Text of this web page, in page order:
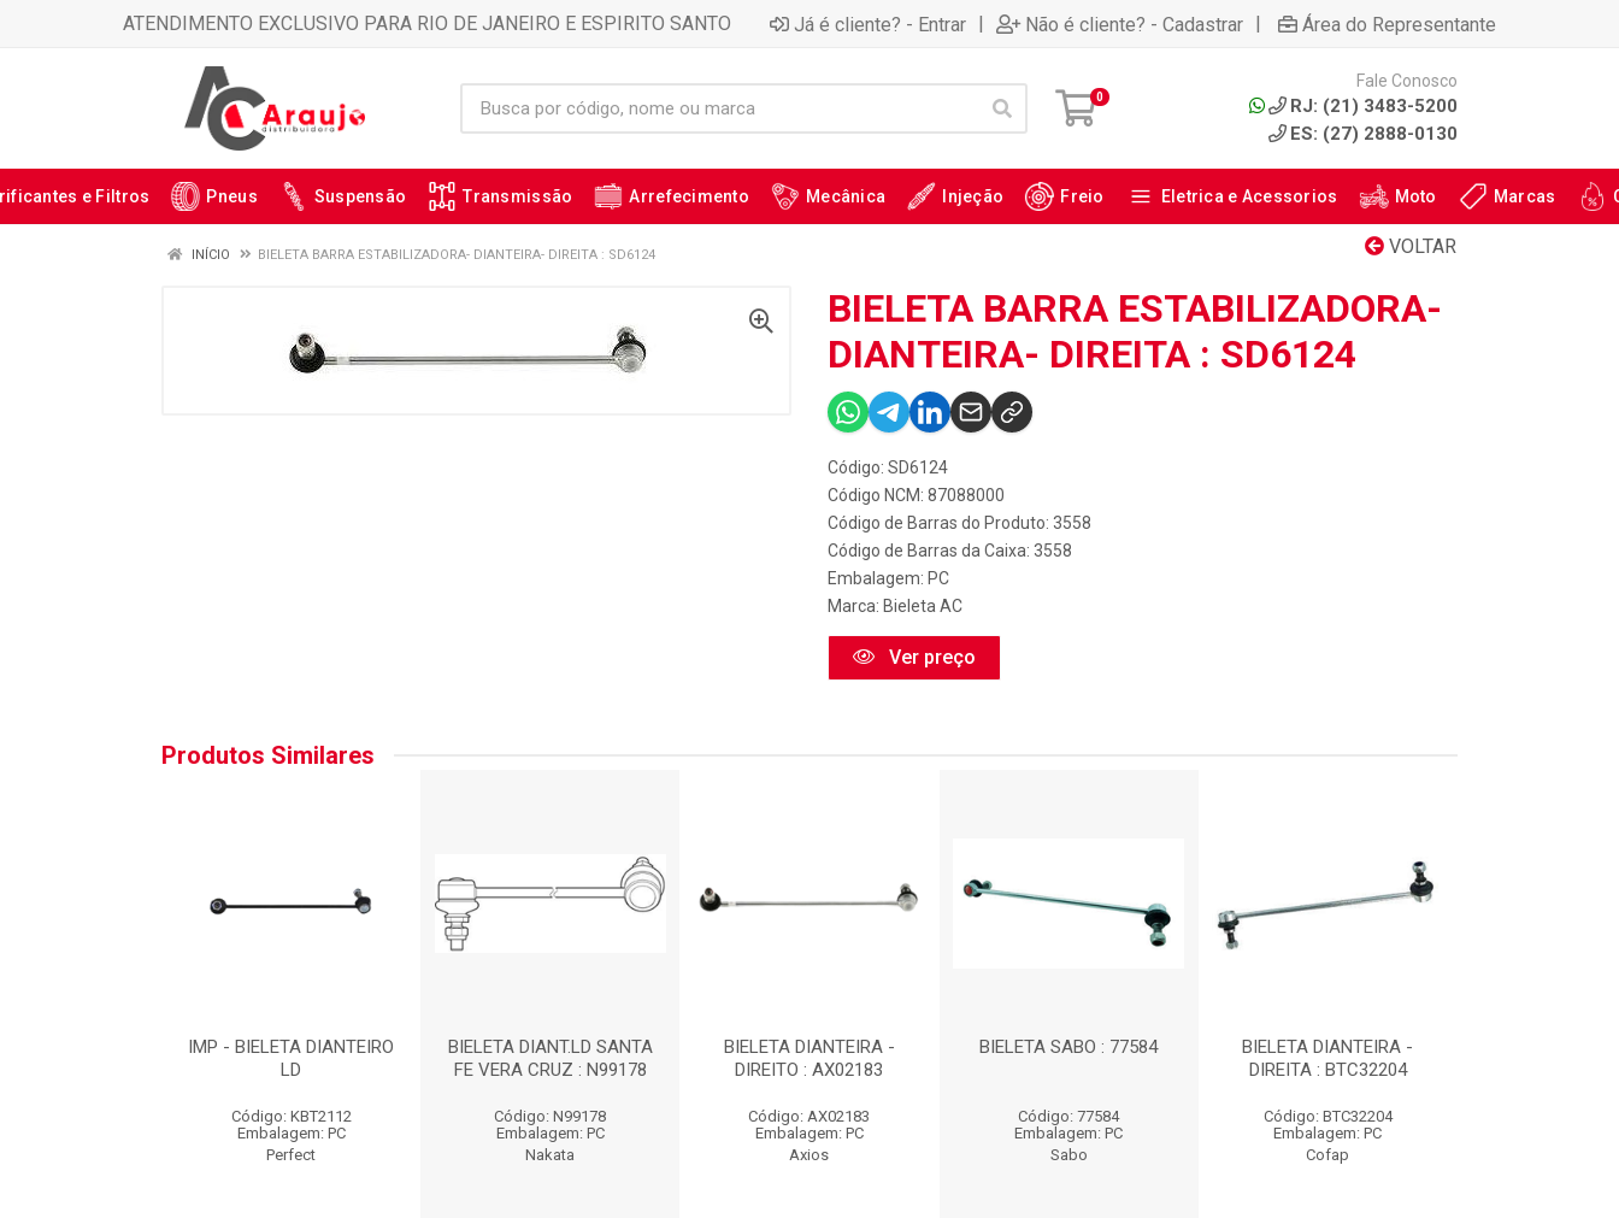
ATENDIMENTO EXCLUSIVO PARA RIO DE JANEIRO E ESPIRITO SANTO Já é cliente? - Entrar | Não é cliente? - Cadastrar | Área do Representante
0
Fale Conosco
RJ: (21) 3483-5200
ES: (27) 2888-0130
e Filtros Pneus Suspensão Transmissão Arrefecimento Mecânica Injeção Freio Eletrica e Acessorios Moto Marcas
VOLTAR
INÍCIO BIELETA BARRA ESTABILIZADORA- DIANTEIRA- DIREITA : SD6124
BIELETA BARRA ESTABILIZADORA-
DIANTEIRA- DIREITA : SD6124
Código: SD6124
Código NCM: 87088000
Código de Barras do Produto: 3558
Código de Barras da Caixa: 3558
Embalagem: PC
Marca: Bieleta AC
Ver preço
Produtos Similares
IMP - BIELETA DIANTEIRO
LD
Código: KBT2112
Embalagem: PC
Perfect
BIELETA DIANT.LD SANTA
FE VERA CRUZ : N99178
Código: N99178
Embalagem: PC
Nakata
BIELETA DIANTEIRA -
DIREITO : AX02183
Código: AX02183
Embalagem: PC
Axios
BIELETA SABO : 77584
Código: 77584
Embalagem: PC
Sabo
BIELETA DIANTEIRA -
DIREITA : BTC32204
Código: BTC32204
Embalagem: PC
Cofap